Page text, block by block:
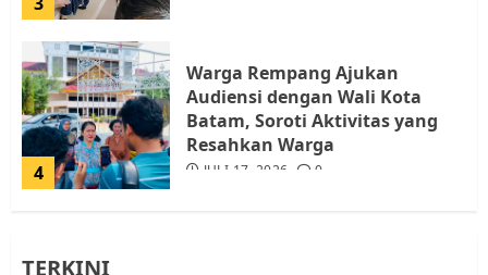
4
Warga Rempang Ajukan
Audiensi dengan Wali Kota
Batam, Soroti Aktivitas yang
Resahkan Warga
JULI 17, 2026 0
TERKINI